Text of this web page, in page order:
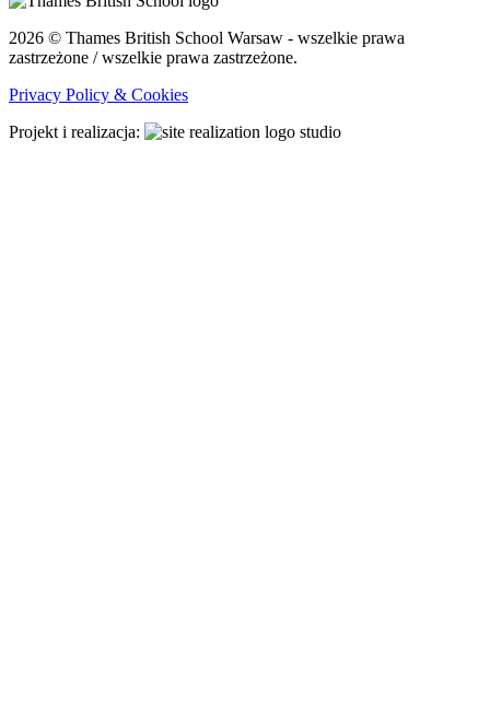
2026 © Thames British School Warsaw - wszelkie prawa
zastrzeżone / wszelkie prawa zastrzeżone.
Privacy Policy & Cookies
Projekt i realizacja: